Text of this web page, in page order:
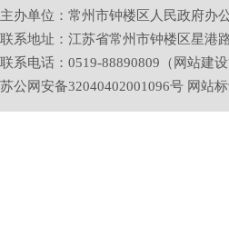
主办单位：常州市钟楼区人民政府办
联系地址：江苏省常州市钟楼区星港
联系电话：0519-88890809（网站建设
苏公网安备32040402001096号 网站